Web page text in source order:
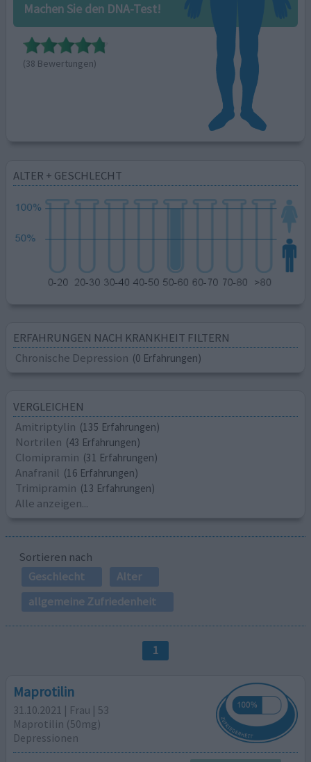
Machen Sie den DNA-Test!
(38 Bewertungen)
ALTER + GESCHLECHT
ERFAHRUNGEN NACH KRANKHEIT FILTERN
Chronische Depression (0 Erfahrungen)
VERGLEICHEN
Amitriptylin (135 Erfahrungen)
Nortrilen (43 Erfahrungen)
Clomipramin (31 Erfahrungen)
Anafranil (16 Erfahrungen)
Trimipramin (13 Erfahrungen)
Alle anzeigen...
Sortieren nach
Geschlecht
Alter
allgemeine Zufriedenheit
1
Maprotilin
31.10.2021 | Frau | 53
Maprotilin (50mg)
Depressionen